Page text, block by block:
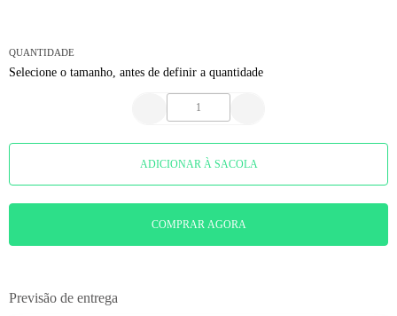
QUANTIDADE
Selecione o tamanho, antes de definir a quantidade
ADICIONAR À SACOLA
COMPRAR AGORA
Previsão de entrega